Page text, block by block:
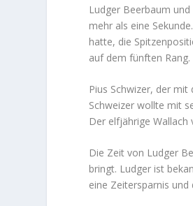
Ludger Beerbaum und
mehr als eine
hatte, die
auf dem fünften Rang.
Pius Schwizer, der
Schweizer wollte mit
Der elfjährige
Die Zeit von Ludger
bringt. Ludger ist
eine Zeitersparnis